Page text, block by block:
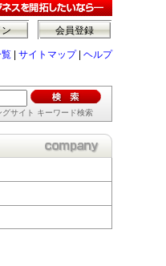
会員登録
覧 サイトマップ| ヘルプ
サイト キーワード検索